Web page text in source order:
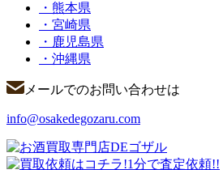
・熊本県
・宮崎県
・鹿児島県
・沖縄県
メールでのお問い合わせは
info@osakedegozaru.com